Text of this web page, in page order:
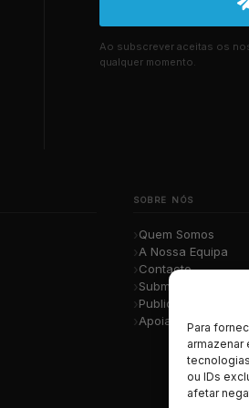
Para
ou IDs
afetar
Ao subscrever aceitas os
qualquer momento.
SOBRE NÓS
Quem Somos
A Nossa Equipa
Contacto
Submete a Tua
Publicidade
Apoiar o Projeto